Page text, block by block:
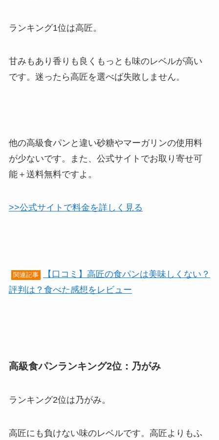
ランキング1位は高匠。
甘みもあり香りも良くもっとも味のレベルが高い
です。迷ったら高匠を選べば失敗しません。
他の高級食パンと違い砂糖やマーガリンの使用料
が少ないです。また、公式サイトでお取り寄せ可
能＋送料無料ですよ。
>>公式サイトで料金を詳しく見る
関連記事
【口コミ】高匠の食パンは美味しくない？
評判は？食べた感想をレビュー
高級食パンランキング2位：乃がみ
ランキング2位は乃がみ。
高匠にも負けない味のレベルです。高匠よりもふ